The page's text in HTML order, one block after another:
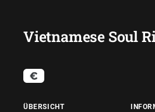
Vietnamese Soul
ÜBERSICHT